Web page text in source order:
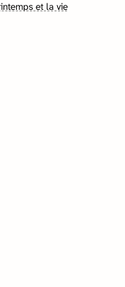
et la vie